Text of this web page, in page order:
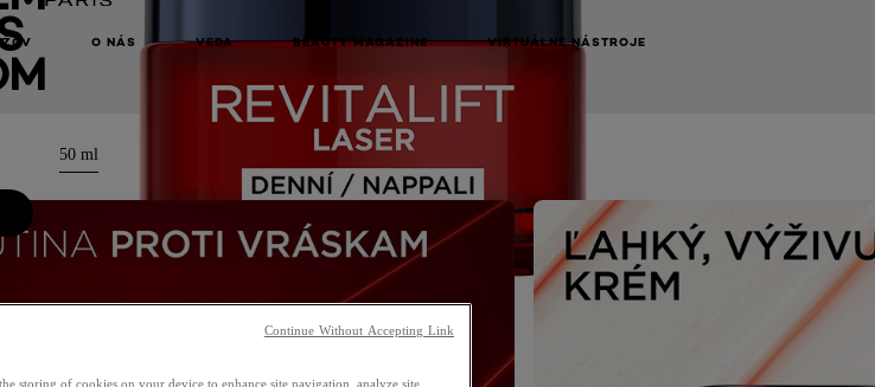
O NÁS VEDA BEAUTY MAGAZINE VIRTUÁLNE NÁSTROJE
50 ml
NEXT CARD
storing of cookies on your device to enhance site navigation, analyze site
Continue Without Accepting Link